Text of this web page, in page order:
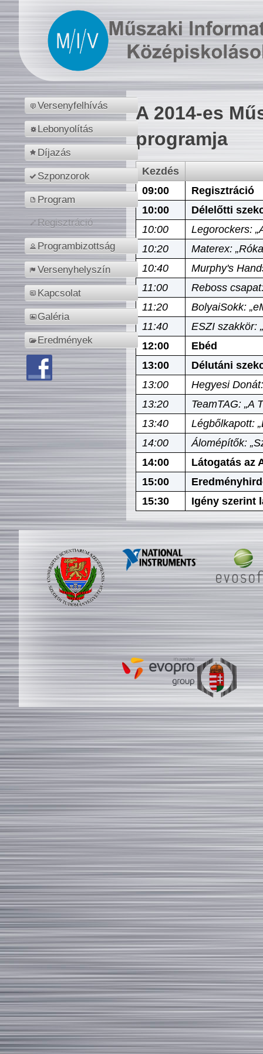
Versenyfelhívás
Lebonyolítás
Díjazás
Szponzorok
Program
Regisztráció
Programbizottság
Versenyhelyszín
Kapcsolat
Galéria
Eredmények
A 2014-es
programja
Kezdés
09:00
Regisztráció
10:00
Délelőtti
10:00
Legorockers:
10:20
Materex:
10:40
Murphy's
11:00
Reboss
11:20
BolyaiSokk:
11:40
ESZI szakkör:
12:00
Ebéd
13:00
Délutáni
13:00
Hegyesi
13:20
TeamTAG: „A
13:40
Légbőlkapott:
14:00
Álomépítők:
14:00
Látogatás az
15:00
15:30
Igény szerint